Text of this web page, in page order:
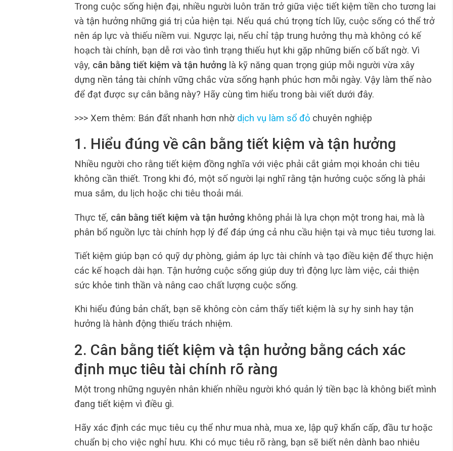
Trong cuộc sống hiện đại, nhiều người luôn trăn trở giữa việc tiết kiệm tiền cho tương lai
và tận hưởng những giá trị của hiện tại. Nếu quá chú trọng tích lũy, cuộc sống có thể trở
nên áp lực và thiếu niềm vui. Ngược lại, nếu chỉ tập trung hưởng thụ mà không có kế
hoạch tài chính, bạn dễ rơi vào tình trạng thiếu hụt khi gặp những biến cố bất ngờ. Vì
vậy, cân bằng tiết kiệm và tận hưởng là kỹ năng quan trọng giúp mỗi người vừa xây
dựng nền tảng tài chính vững chắc vừa sống hạnh phúc hơn mỗi ngày. Vậy làm thế nào
để đạt được sự cân bằng này? Hãy cùng tìm hiểu trong bài viết dưới đây.
>>> Xem thêm: Bán đất nhanh hơn nhờ dịch vụ làm sổ đỏ chuyên nghiệp
1. Hiểu đúng về cân bằng tiết kiệm và tận hưởng
Nhiều người cho rằng tiết kiệm đồng nghĩa với việc phải cắt giảm mọi khoản chi tiêu
không cần thiết. Trong khi đó, một số người lại nghĩ rằng tận hưởng cuộc sống là phải
mua sắm, du lịch hoặc chi tiêu thoải mái.
Thực tế, cân bằng tiết kiệm và tận hưởng không phải là lựa chọn một trong hai, mà là
phân bổ nguồn lực tài chính hợp lý để đáp ứng cả nhu cầu hiện tại và mục tiêu tương lai.
Tiết kiệm giúp bạn có quỹ dự phòng, giảm áp lực tài chính và tạo điều kiện để thực hiện
các kế hoạch dài hạn. Tận hưởng cuộc sống giúp duy trì động lực làm việc, cải thiện
sức khỏe tinh thần và nâng cao chất lượng cuộc sống.
Khi hiểu đúng bản chất, bạn sẽ không còn cảm thấy tiết kiệm là sự hy sinh hay tận
hưởng là hành động thiếu trách nhiệm.
2. Cân bằng tiết kiệm và tận hưởng bằng cách xác
định mục tiêu tài chính rõ ràng
Một trong những nguyên nhân khiến nhiều người khó quản lý tiền bạc là không biết mình
đang tiết kiệm vì điều gì.
Hãy xác định các mục tiêu cụ thể như mua nhà, mua xe, lập quỹ khẩn cấp, đầu tư hoặc
chuẩn bị cho việc nghỉ hưu. Khi có mục tiêu rõ ràng, bạn sẽ biết nên dành bao nhiêu